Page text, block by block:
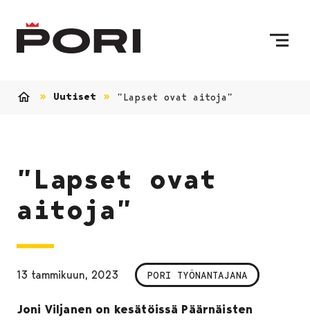
Uutiset ”Lapset ovat aitoja”
”Lapset ovat
aitoja”
13 tammikuun, 2023 PORI TYÖNANTAJANA
Joni Viljanen on kesätöissä Päärnäisten